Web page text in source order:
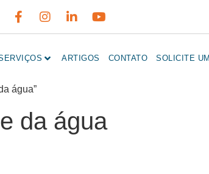
ARTIGOS CONTATO SOLICITE
água”
da água